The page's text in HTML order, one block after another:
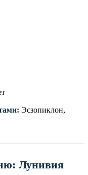
Эсзопиклон,
Лунивия